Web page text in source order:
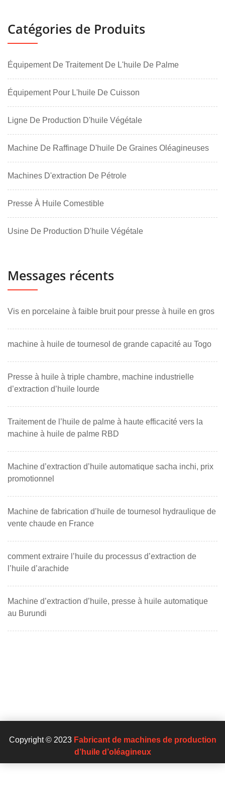
Catégories de Produits
Équipement De Traitement De L'huile De Palme
Équipement Pour L'huile De Cuisson
Ligne De Production D'huile Végétale
Machine De Raffinage D'huile De Graines Oléagineuses
Machines D'extraction De Pétrole
Presse À Huile Comestible
Usine De Production D'huile Végétale
Messages récents
Vis en porcelaine à faible bruit pour presse à huile en gros
machine à huile de tournesol de grande capacité au Togo
Presse à huile à triple chambre, machine industrielle
d’extraction d’huile lourde
Traitement de l’huile de palme à haute efficacité vers la
machine à huile de palme RBD
Machine d’extraction d’huile automatique sacha inchi, prix
promotionnel
Machine de fabrication d’huile de tournesol hydraulique de
vente chaude en France
comment extraire l’huile du processus d’extraction de
l’huile d’arachide
Machine d’extraction d’huile, presse à huile automatique
au Burundi
Copyright © 2023 Fabricant de machines de production
d’huile d’oléagineux